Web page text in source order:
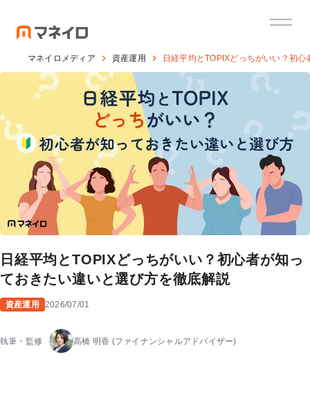
マネイロメディア 資産運用 日経平均とTOPIXどっちがいい？初
日経平均とTOPIXどっちがいい？初心者が知っ
ておきたい違いと選び方を徹底解説
資産運用 2026/07/01
執筆・監修 高橋 明香 (ファイナンシャルアドバイザー)